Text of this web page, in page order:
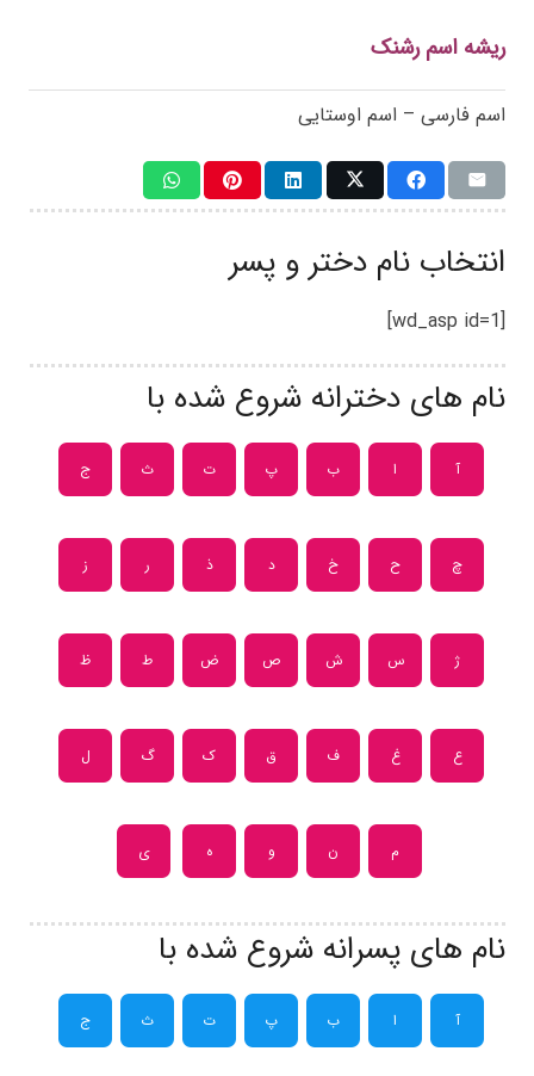
ریشه اسم رشنک
اسم فارسی – اسم اوستایی
انتخاب نام دختر و پسر
[wd_asp id=1]
نام های دخترانه شروع شده با
آ ا ب پ ت ث ج
چ ح خ د ذ ر ز
ژ س ش ص ض ط ظ
ع غ ف ق ک گ ل
م ن و ه ی
نام های پسرانه شروع شده با
آ ا ب پ ت ث ج